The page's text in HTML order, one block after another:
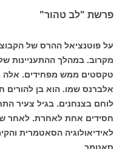
פרשת "לב טהור"
על פוטנציאל ההרס של
מקרוב. במהלך ההתעניינות
טקסטים ממש מפחידים. אלה
אלברנס שמו. הוא בן להורים
לוחם בצנחנים. בגיל צעיר
חסידים אחת לאחרת. לאחר
לאידיאולוגיה הסאטמרית
סאטמר.